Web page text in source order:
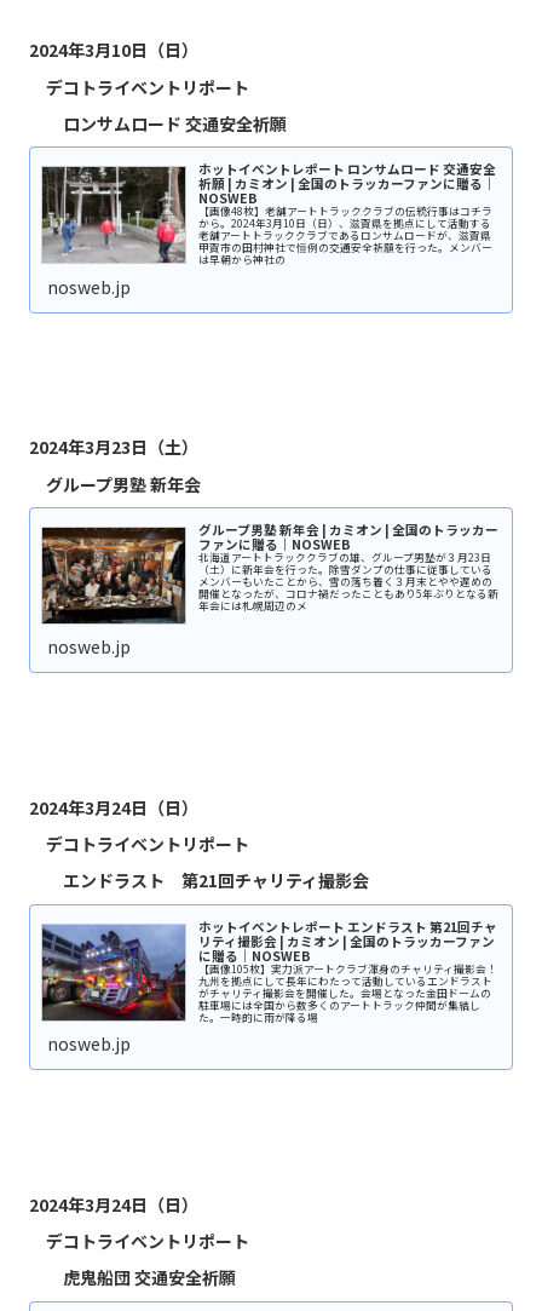
2024年3月10日（日）
デコトライベントリポート
ロンサムロード 交通安全祈願
ホットイベントレポート ロンサムロード 交通安全
祈願 | カミオン | 全国のトラッカーファンに贈る｜
NOSWEB
【画像48枚】老舗アートトラッククラブの伝統行事はコチラ
から。2024年3月10日（日）、滋賀県を拠点にして活動する
老舗アートトラッククラブであるロンサムロードが、滋賀県
甲賀市の田村神社で恒例の交通安全祈願を行った。メンバー
は早朝から神社の
nosweb.jp
2024年3月23日（土）
グループ男塾 新年会
グループ男塾 新年会 | カミオン | 全国のトラッカー
ファンに贈る｜NOSWEB
北海道アートトラッククラブの雄、グループ男塾が３月23日
（土）に新年会を行った。除雪ダンプの仕事に従事している
メンバーもいたことから、雪の落ち着く３月末とやや遅めの
開催となったが、コロナ禍だったこともあり5年ぶりとなる新
年会には札幌周辺のメ
nosweb.jp
2024年3月24日（日）
デコトライベントリポート
エンドラスト 第21回チャリティ撮影会
ホットイベントレポート エンドラスト 第21回チャ
リティ撮影会 | カミオン | 全国のトラッカーファン
に贈る｜NOSWEB
【画像105枚】実力派アートクラブ渾身のチャリティ撮影会！
九州を拠点にして長年にわたって活動しているエンドラスト
がチャリティ撮影会を開催した。会場となった金田ドームの
駐車場には全国から数多くのアートトラック仲間が集結し
た。一時的に雨が降る場
nosweb.jp
2024年3月24日（日）
デコトライベントリポート
虎鬼船団 交通安全祈願